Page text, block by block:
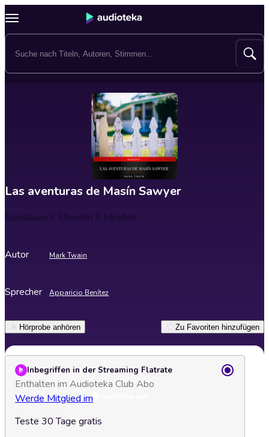
Las aventuras de Masín Sawyer
Spieldauer7 Stunden 9 Minuten
Autor Mark Twain
Sprecher Apparicio Benítez
Hörprobe anhören Zu Favoriten hinzufügen
Inbegriffen in der Streaming Flatrate
Enthalten im Audioteka Club Abo
Werde Mitglied im
Teste 30 Tage gratis